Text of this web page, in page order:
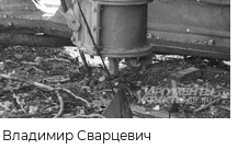
Владимир Сварцевич